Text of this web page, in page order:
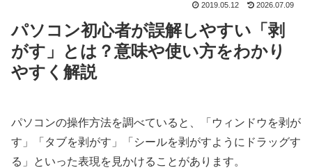
2019.05.12 2026.07.09
パソコン初心者が誤解しやすい「剥
がす」とは？意味や使い方をわかり
やすく解説
パソコンの操作方法を調べていると、「ウィンドウを剥が
す」「タブを剥がす」「シールを剥がすようにドラッグす
る」といった表現を見かけることがあります。